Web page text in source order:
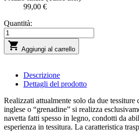
99,00 €
Quantità:
 Aggiungi al carrello
Descrizione
Dettagli del prodotto
Realizzati attualmente solo da due
inglese o “grenadine” si realizza
navetta fatti spesso in legno, condotti da
esperienza in tessitura. La caratteristica